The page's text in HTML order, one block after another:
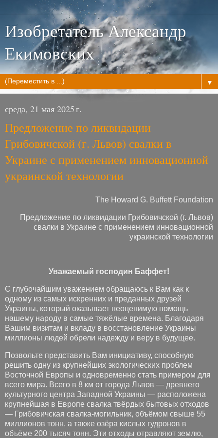
Изобретатель Александр
Екимовских
▼
среда, 21 мая 2025 г.
Предложение по ликвидации
Грибовичской (г. Львов) свалки в
Украине с применением инновационной
украинской технологии
The Howard G. Buffett Foundation
Предложение по ликвидации Грибовичской (г. Львов)
свалки в Украине с применением инновационной
украинской технологии
Уважаемый господин Баффет!
С глубочайшим уважением обращаюсь к Вам как к
одному из самых искренних и преданных друзей
Украины, который оказывает неоценимую помощь
нашему народу в самые тяжёлые времена. Благодаря
Вашим визитам и вкладу в восстановление Украины
миллионы людей обрели надежду и веру в будущее.
Позвольте представить Вам инициативу, способную
решить одну из крупнейших экологических проблем
Восточной Европы и одновременно стать примером для
всего мира. Всего в 8 км от города Львов — древнего
культурного центра Западной Украины — расположена
крупнейшая в Европе свалка твёрдых бытовых отходов
— Грибовичская свалка-могильник, объёмом свыше 55
миллионов тонн, а также озёра кислых гудронов в
объёме 200 тысяч тонн. Эти отходы отравляют землю,